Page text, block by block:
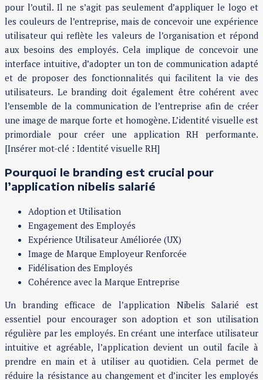
pour l’outil. Il ne s’agit pas seulement d’appliquer le logo et
les couleurs de l’entreprise, mais de concevoir une expérience
utilisateur qui reflète les valeurs de l’organisation et répond
aux besoins des employés. Cela implique de concevoir une
interface intuitive, d’adopter un ton de communication adapté
et de proposer des fonctionnalités qui facilitent la vie des
utilisateurs. Le branding doit également être cohérent avec
l’ensemble de la communication de l’entreprise afin de créer
une image de marque forte et homogène. L’identité visuelle est
primordiale pour créer une application RH performante.
[Insérer mot-clé : Identité visuelle RH]
Pourquoi le branding est crucial pour
l’application nibelis salarié
Adoption et Utilisation
Engagement des Employés
Expérience Utilisateur Améliorée (UX)
Image de Marque Employeur Renforcée
Fidélisation des Employés
Cohérence avec la Marque Entreprise
Un branding efficace de l’application Nibelis Salarié est
essentiel pour encourager son adoption et son utilisation
régulière par les employés. En créant une interface utilisateur
intuitive et agréable, l’application devient un outil facile à
prendre en main et à utiliser au quotidien. Cela permet de
réduire la résistance au changement et d’inciter les employés